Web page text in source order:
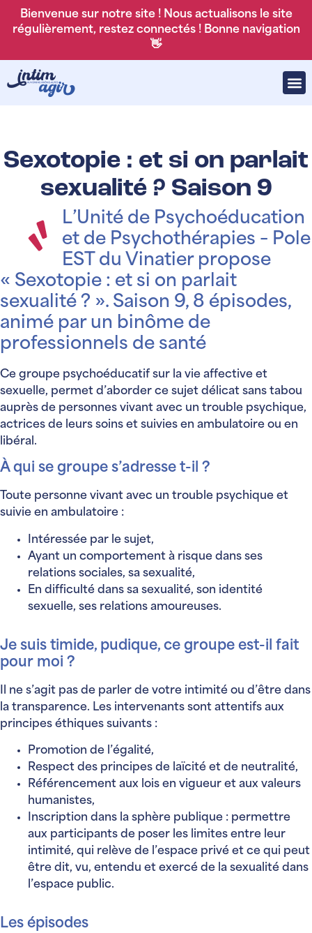
Bienvenue sur notre site ! Nous actualisons le site
régulièrement, restez connectés ! Bonne navigation
👋
Sexotopie : et si on parlait
sexualité ? Saison 9
L’Unité de Psychoéducation
et de Psychothérapies – Pole
EST du Vinatier propose
« Sexotopie : et si on parlait
sexualité ? ». Saison 9, 8 épisodes,
animé par un binôme de
professionnels de santé
Ce groupe psychoéducatif sur la vie affective et
sexuelle, permet d’aborder ce sujet délicat sans tabou
auprès de personnes vivant avec un trouble psychique,
actrices de leurs soins et suivies en ambulatoire ou en
libéral.
À qui se groupe s’adresse t-il ?
Toute personne vivant avec un trouble psychique et
suivie en ambulatoire :
Intéressée par le sujet,
Ayant un comportement à risque dans ses
relations sociales, sa sexualité,
En difficulté dans sa sexualité, son identité
sexuelle, ses relations amoureuses.
Je suis timide, pudique, ce groupe est-il fait
pour moi ?
Il ne s’agit pas de parler de votre intimité ou d’être dans
la transparence. Les intervenants sont attentifs aux
principes éthiques suivants :
Promotion de l’égalité,
Respect des principes de laïcité et de neutralité,
Référencement aux lois en vigueur et aux valeurs
humanistes,
Inscription dans la sphère publique : permettre
aux participants de poser les limites entre leur
intimité, qui relève de l’espace privé et ce qui peut
être dit, vu, entendu et exercé de la sexualité dans
l’espace public.
Les épisodes